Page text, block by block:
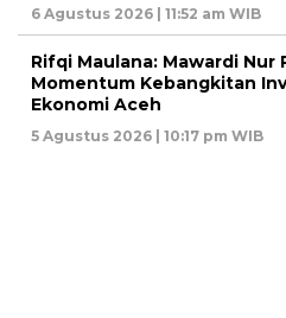
6 Agustus 2026 | 11:52 am WIB
Rifqi Maulana: Mawardi Nur
Momentum Kebangkitan
Ekonomi Aceh
5 Agustus 2026 | 10:17 pm WIB